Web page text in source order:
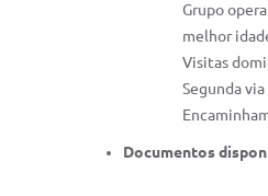
Grupo
melhor
Visitas
Segunda via de
Documentos
Segunda via